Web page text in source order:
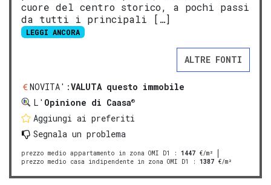
cuore del centro storico, a pochi passi
da tutti i principali […]
LEGGI ANCORA
ALTRE FONTI
NOVITA':VALUTA questo immobile
L' Opinione di Caasa®
Aggiungi ai preferiti
Segnala un problema
prezzo medio appartamento in zona OMI D1 : 1447 €/m²
prezzo medio casa indipendente in zona OMI D1
: 1387 €/m²